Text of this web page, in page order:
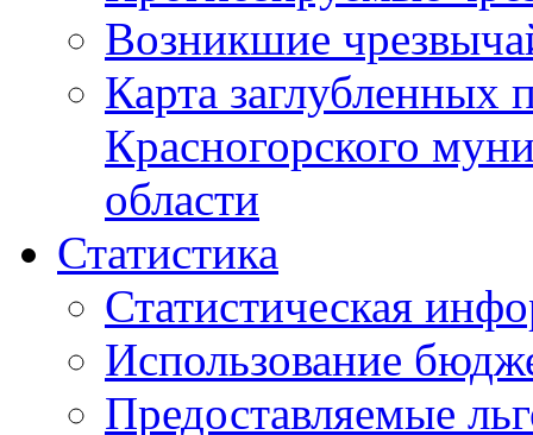
Возникшие
Карта
Красногорского
области
Статистика
Статистическая
Использование
Предоставляемые